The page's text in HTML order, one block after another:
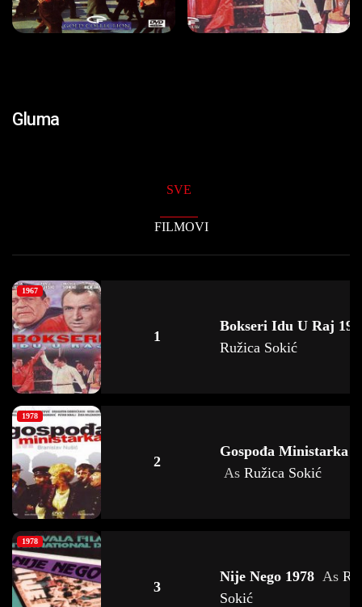
Gluma
SVE
FILMOVI
1967
1
Bokseri Idu U Raj
Ružica Sokić
1978
2
Gospođa Ministarka
As Ružica Sokić
1978
3
Nije Nego 1978 As
Sokić